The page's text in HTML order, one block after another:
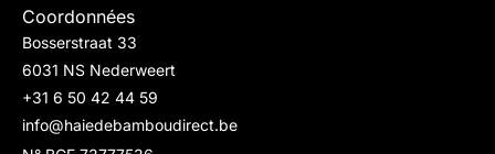
Coordonnées
Bosserstraat 33
6031 NS Nederweert
+31 6 50 42 44 59
info@haiedebamboudirect.be